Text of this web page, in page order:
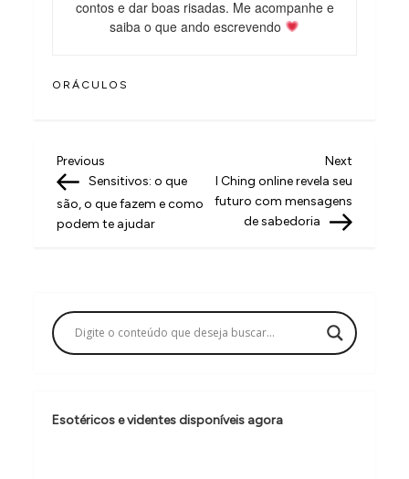
contos e dar boas risadas. Me acompanhe e
saiba o que ando escrevendo
ORÁCULOS
N
a
v
a
ç
o
d
Previous
Post
Previous
Sensitivos: o que
são, o que fazem e como
podem te ajudar
Next
Post
Next
I Ching online revela seu
futuro com mensagens
de sabedoria
Esotéricos e videntes disponíveis agora